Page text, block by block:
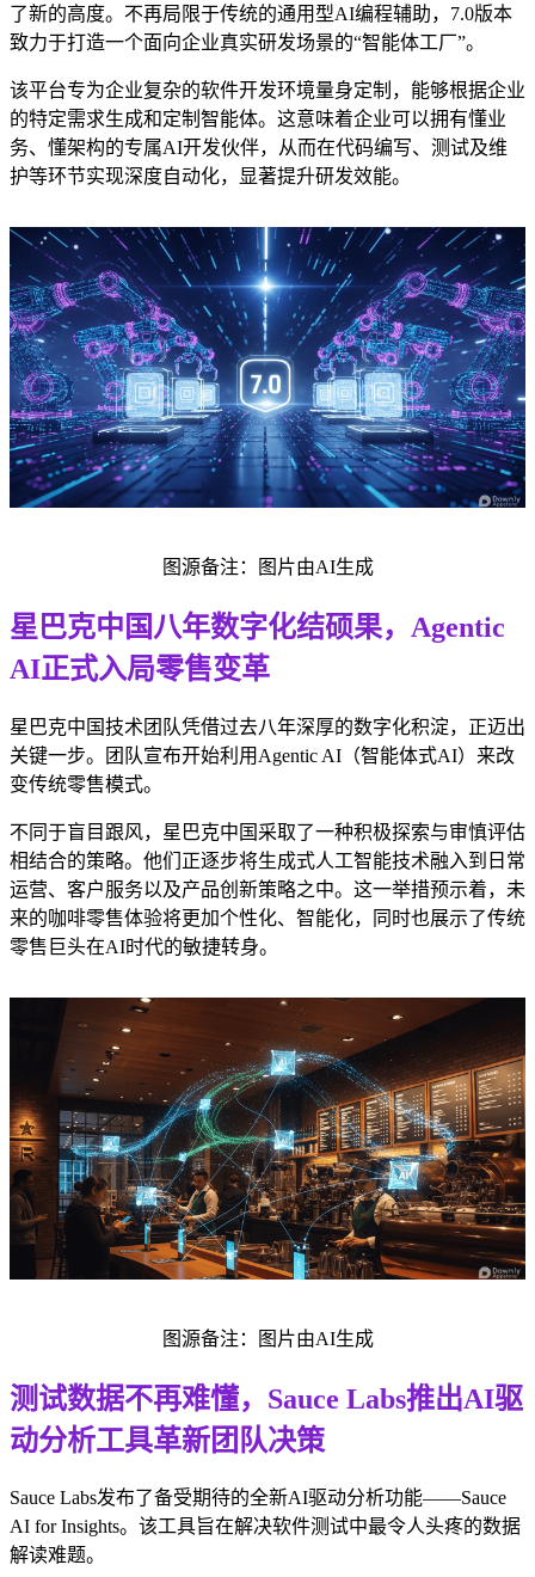
了新的高度。不再局限于传统的通用型AI编程辅助，7.0版本
致力于打造一个面向企业真实研发场景的“智能体工厂”。
该平台专为企业复杂的软件开发环境量身定制，能够根据企业
的特定需求生成和定制智能体。这意味着企业可以拥有懂业
务、懂架构的专属AI开发伙伴，从而在代码编写、测试及维
护等环节实现深度自动化，显著提升研发效能。
图源备注：图片由AI生成
星巴克中国八年数字化结硕果，Agentic
AI正式入局零售变革
星巴克中国技术团队凭借过去八年深厚的数字化积淀，正迈出
关键一步。团队宣布开始利用Agentic AI（智能体式AI）来改
变传统零售模式。
不同于盲目跟风，星巴克中国采取了一种积极探索与审慎评估
相结合的策略。他们正逐步将生成式人工智能技术融入到日常
运营、客户服务以及产品创新策略之中。这一举措预示着，未
来的咖啡零售体验将更加个性化、智能化，同时也展示了传统
零售巨头在AI时代的敏捷转身。
图源备注：图片由AI生成
测试数据不再难懂，Sauce Labs推出AI驱
动分析工具革新团队决策
Sauce Labs发布了备受期待的全新AI驱动分析功能——Sauce
AI for Insights。该工具旨在解决软件测试中最令人头疼的数据
解读难题。